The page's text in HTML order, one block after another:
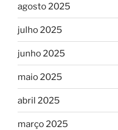
agosto 2025
julho 2025
junho 2025
maio 2025
abril 2025
março 2025